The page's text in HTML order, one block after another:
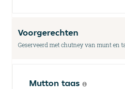
Voorgerechten
Geserveerd met chutney van munt en
Mutton taas